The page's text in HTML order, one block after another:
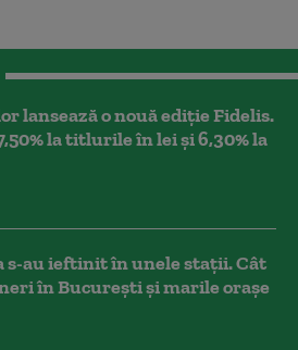
lansează o nouă ediție Fidelis.
la titlurile în lei și 6,30% la
s-au ieftinit în unele stații. Cât
în București și marile orașe